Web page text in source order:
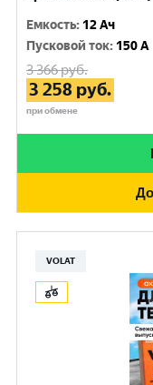
Емкость: 12 Ач
Пусковой ток: 150 A
3 366руб.
3 258 руб.
при обмене
VOLAT